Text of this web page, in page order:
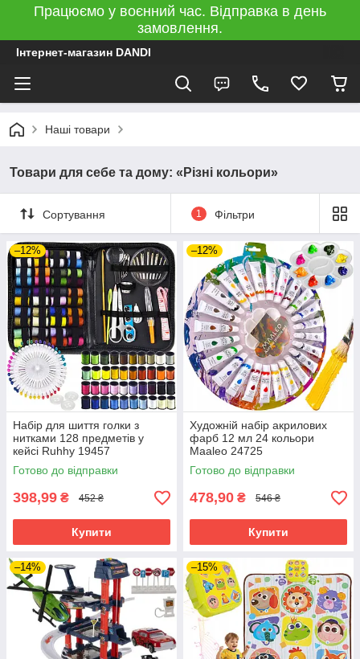
Працюємо у воєнний час. Відправка в день
замовлення.
Інтернет-магазин DANDI
Наші товари
Товари для себе та дому: «Різні кольори»
Сортування 1 Фільтри
–12%
Набір для шиття голки з
нитками 128 предметів у
кейсі Ruhhy 19457
Готово до відправки
398,99 ₴ 452 ₴
Купити
–12%
Художній набір акрилових
фарб 12 мл 24 кольори
Maaleo 24725
Готово до відправки
478,90 ₴ 546 ₴
Купити
–14% –15%